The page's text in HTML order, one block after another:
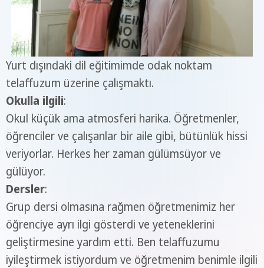
Yurt dışındaki dil eğitimimde odak noktam
telaffuzum üzerine çalışmaktı.
Okulla ilgili:
Okul küçük ama atmosferi harika. Öğretmenler,
öğrenciler ve çalışanlar bir aile gibi, bütünlük hissi
veriyorlar. Herkes her zaman gülümsüyor ve
gülüyor.
Dersler:
Grup dersi olmasına rağmen öğretmenimiz her
öğrenciye ayrı ilgi gösterdi ve yeteneklerini
geliştirmesine yardım etti. Ben telaffuzumu
iyileştirmek istiyordum ve öğretmenim benimle ilgili